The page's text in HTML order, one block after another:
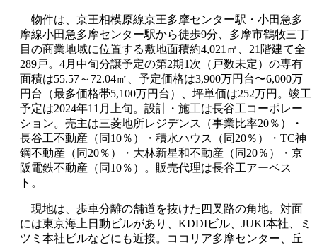
物件は、京王相模原線京王多摩センター駅・小田急多
摩線小田急多摩センター駅から徒歩9分、多摩市鶴牧三丁
目の商業地域に位置する敷地面積約4,021㎡、21階建て全
289戸。4月中旬分譲予定の第2期1次（戸数未定）の専有
面積は55.57～72.04㎡、予定価格は3,900万円台〜6,000万
円台（最多価格帯5,100万円台）、坪単価は252万円。竣工
予定は2024年11月上旬。設計・施工は長谷工コーポレー
ション。売主は三菱地所レジデンス（事業比率20％）・
長谷工不動産（同10％）・積水ハウス（同20％）・TC神
鋼不動産（同20％）・大林新星和不動産（同20％）・京
阪電鉄不動産（同10％）。販売代理は長谷工アーベス
ト。
現地は、歩車分離の舗道を抜けた四叉路の角地。対面
には東京海上日動ビルがあり、KDDIビル、JUKI本社、ミ
ツミ本社ビルなどにも近接。ココリア多摩センター、丘